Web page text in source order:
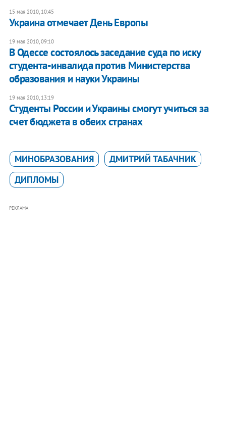
15 мая 2010, 10:45
Украина отмечает День Европы
19 мая 2010, 09:10
В Одессе состоялось заседание суда по иску
студента-инвалида против Министерства
образования и науки Украины
19 мая 2010, 13:19
Студенты России и Украины смогут учиться за
счет бюджета в обеих странах
МИНОБРАЗОВАНИЯ
ДМИТРИЙ ТАБАЧНИК
ДИПЛОМЫ
РЕКЛАМА